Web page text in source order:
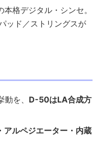
本格デジタル・シンセ。
ッド／ストリングスが
を、 D-50はLA合成方
アルペジエーター・内蔵